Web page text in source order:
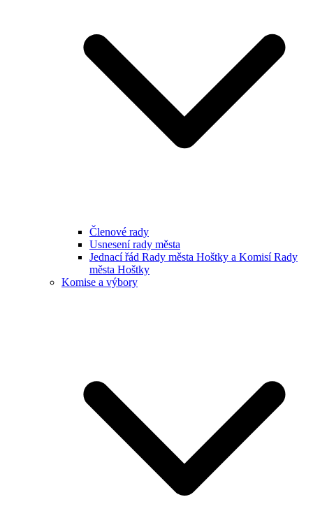
Členové rady
Usnesení rady města
Jednací řád Rady města Hoštky a Komisí Rady
města Hoštky
Komise a výbory